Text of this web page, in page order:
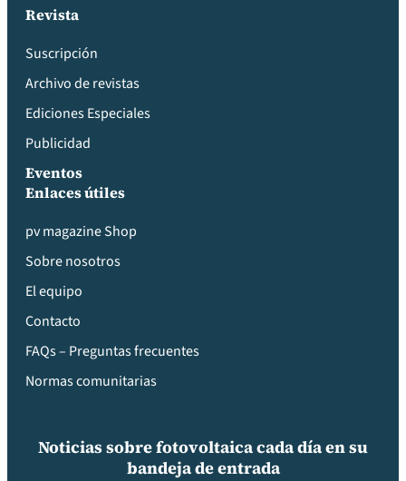
Revista
Suscripción
Archivo de revistas
Ediciones Especiales
Publicidad
Eventos
Enlaces útiles
pv magazine Shop
Sobre nosotros
El equipo
Contacto
FAQs – Preguntas frecuentes
Normas comunitarias
Noticias sobre fotovoltaica cada día en su
bandeja de entrada